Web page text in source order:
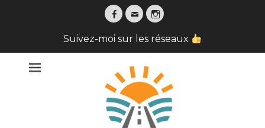
Facebook
EmailInstagram
Suivez-moi sur les réseaux